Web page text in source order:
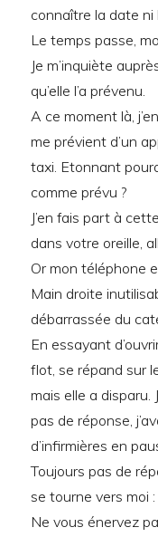
connaître la date ni
Le temps passe,
Je m’inquiète
qu’elle l’a prévenu.
A ce moment là,
me prévient d’un
taxi. Etonnant
comme prévu ?
J’en fais part à
dans votre oreille,
Or mon téléphone
Main droite
débarrassée du
En essayant
flot, se répand sur
mais elle a disparu.
pas de réponse,
d’infirmières en
Toujours pas de
se tourne vers moi :
Ne vous énervez